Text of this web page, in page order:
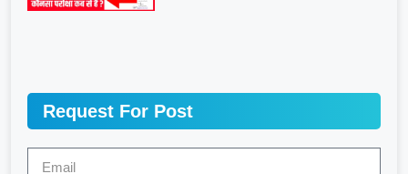
Request For Post